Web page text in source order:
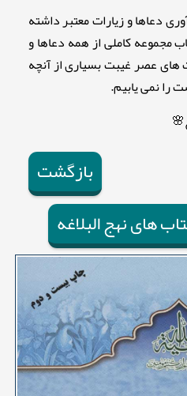
دعاها و زیارات معتبر داشته
مجموعه کاملی از همه دعاها و
های عصر غیبت بسیاری از آنچه
را نمی یابیم.
بازگشت
های نهج البلاغه